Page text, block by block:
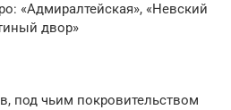
«Адмиралтейская», «Невский
двор»
под чьим покровительством